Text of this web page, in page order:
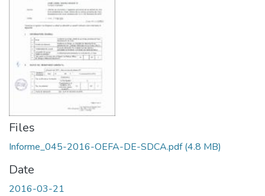
Files
Informe_045-2016-OEFA-DE-SDCA.pdf(4.8 MB)
Date
2016-03-21